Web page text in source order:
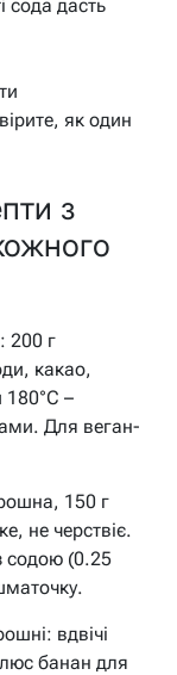
сода дасть
як один
з
200 г
какао,
–
Для веган-
150 г
не черствіє.
содою (0.25
вдвічі
банан для